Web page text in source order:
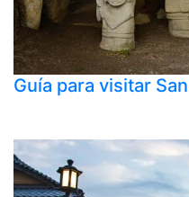
Guía para visitar